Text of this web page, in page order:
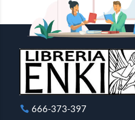
666-373-397